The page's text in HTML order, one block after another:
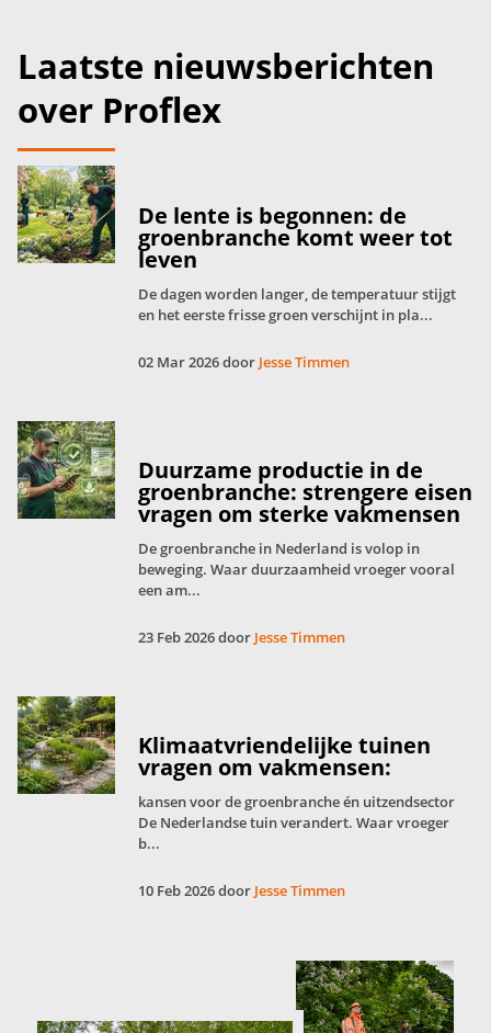
Laatste nieuwsberichten
over Proflex
De lente is begonnen: de
groenbranche komt weer tot
leven
De dagen worden langer, de temperatuur stijgt
en het eerste frisse groen verschijnt in pla...
02 Mar 2026 door Jesse Timmen
Duurzame productie in de
groenbranche: strengere eisen
vragen om sterke vakmensen
De groenbranche in Nederland is volop in
beweging. Waar duurzaamheid vroeger vooral
een am...
23 Feb 2026 door Jesse Timmen
Klimaatvriendelijke tuinen
vragen om vakmensen:
kansen voor de groenbranche én uitzendsector
De Nederlandse tuin verandert. Waar vroeger
b...
10 Feb 2026 door Jesse Timmen